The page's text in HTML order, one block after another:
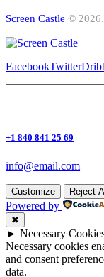
Screen Castle ©
FacebookTwitter
+1 840 841 25 69
info@email.com
Customize Reject
Powered by
✖
► Necessary
Necessary cookies
and consent
data.